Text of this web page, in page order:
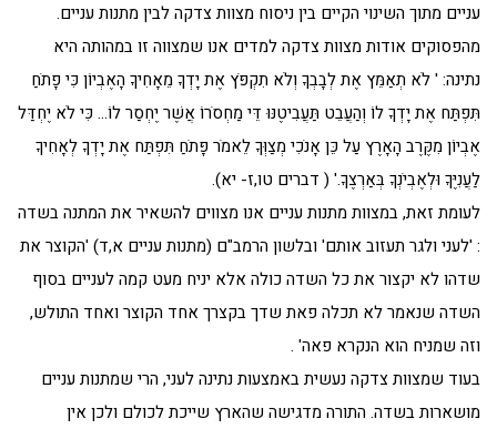
עניים מתוך השינוי הקיים בין ניסוח מצוות צדקה לבין מתנות עניים.
מהפסוקים אודות מצוות צדקה למדים אנו שמצווה זו במהותה היא
נתינה: ' לֹא תְאַמֵּץ אֶת לְבָבְךָ וְלֹא תִקְפֹּץ אֶת יָדְךָ מֵאָחִיךָ הָאֶבְיוֹן כִּי פָתֹחַ
תִּפְתַּח אֶת יָדְךָ לוֹ וְהַעֲבֵט תַּעֲבִיטֶנּוּ דֵּי מַחְסֹרוֹ אֲשֶׁר יֶחְסַר לוֹ… כִּי לֹא יֶחְדַּל
אֶבְיוֹן מִקֶּרֶב הָאָרֶץ עַל כֵּן אָנֹכִי מְצַוְּךָ לֵאמֹר פָּתֹחַ תִּפְתַּח אֶת יָדְךָ לְאָחִיךָ
לַעֲנִיֶּךָ וּלְאֶבְיֹנְךָ בְּאַרְצֶךָ.' ( דברים טו,ז- יא).
לעומת זאת, במצוות מתנות עניים אנו מצווים להשאיר את המתנה בשדה
: 'לעני ולגר תעזוב אותם' ובלשון הרמב"ם (מתנות עניים א,ד) 'הקוצר את
שדהו לא יקצור את כל השדה כולה אלא יניח מעט קמה לעניים בסוף
השדה שנאמר לא תכלה פאת שדך בקצרך אחד הקוצר ואחד התולש,
וזה שמניח הוא הנקרא פאה' .
בעוד שמצוות צדקה נעשית באמצעות נתינה לעני, הרי שמתנות עניים
מושארות בשדה. התורה מדגישה שהארץ שייכת לכולם ולכן אין